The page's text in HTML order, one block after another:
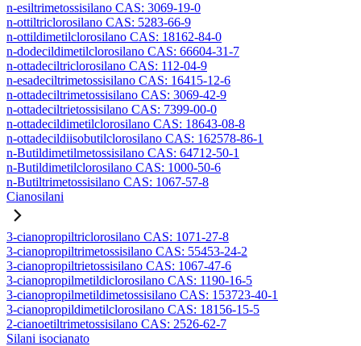
n-esiltrimetossisilano CAS: 3069-19-0
n-ottiltriclorosilano CAS: 5283-66-9
n-ottildimetilclorosilano CAS: 18162-84-0
n-dodecildimetilclorosilano CAS: 66604-31-7
n-ottadeciltriclorosilano CAS: 112-04-9
n-esadeciltrimetossisilano CAS: 16415-12-6
n-ottadeciltrimetossisilano CAS: 3069-42-9
n-ottadeciltrietossisilano CAS: 7399-00-0
n-ottadecildimetilclorosilano CAS: 18643-08-8
n-ottadecildiisobutilclorosilano CAS: 162578-86-1
n-Butildimetilmetossisilano CAS: 64712-50-1
n-Butildimetilclorosilano CAS: 1000-50-6
n-Butiltrimetossisilano CAS: 1067-57-8
Cianosilani
3-cianopropiltriclorosilano CAS: 1071-27-8
3-cianopropiltrimetossisilano CAS: 55453-24-2
3-cianopropiltrietossisilano CAS: 1067-47-6
3-cianopropilmetildiclorosilano CAS: 1190-16-5
3-cianopropilmetildimetossisilano CAS: 153723-40-1
3-cianopropildimetilclorosilano CAS: 18156-15-5
2-cianoetiltrimetossisilano CAS: 2526-62-7
Silani isocianato